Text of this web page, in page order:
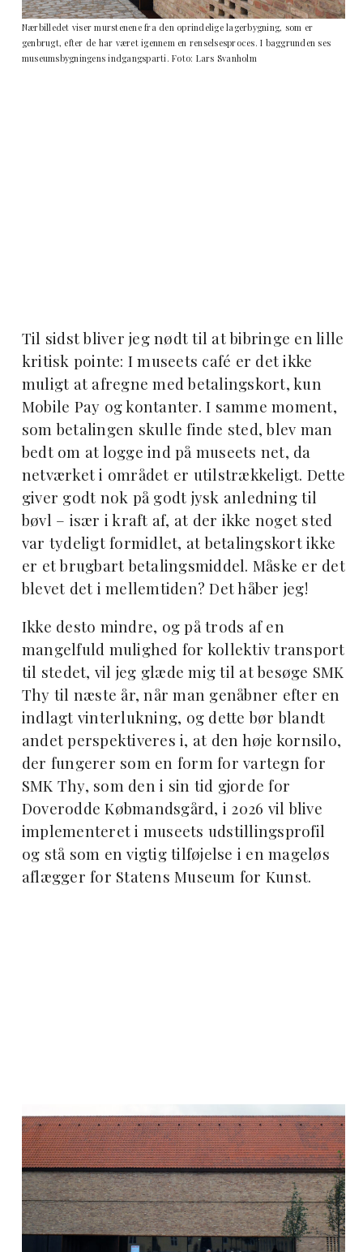
Nærbilledet viser murstenene fra den oprindelige lagerbygning, som er
genbrugt, efter de har været igennem en renselsesproces. I baggrunden ses
museumsbygningens indgangsparti. Foto: Lars Svanholm
Til sidst bliver jeg nødt til at bibringe en lille
kritisk pointe: I museets café er det ikke
muligt at afregne med betalingskort, kun
Mobile Pay og kontanter. I samme moment,
som betalingen skulle finde sted, blev man
bedt om at logge ind på museets net, da
netværket i området er utilstrækkeligt. Dette
giver godt nok på godt jysk anledning til
bøvl – især i kraft af, at der ikke noget sted
var tydeligt formidlet, at betalingskort ikke
er et brugbart betalingsmiddel. Måske er det
blevet det i mellemtiden? Det håber jeg!
Ikke desto mindre, og på trods af en
mangelfuld mulighed for kollektiv transport
til stedet, vil jeg glæde mig til at besøge SMK
Thy til næste år, når man genåbner efter en
indlagt vinterlukning, og dette bør blandt
andet perspektiveres i, at den høje kornsilo,
der fungerer som en form for vartegn for
SMK Thy, som den i sin tid gjorde for
Doverodde Købmandsgård, i 2026 vil blive
implementeret i museets udstillingsprofil
og stå som en vigtig tilføjelse i en mageløs
aflægger for Statens Museum for Kunst.